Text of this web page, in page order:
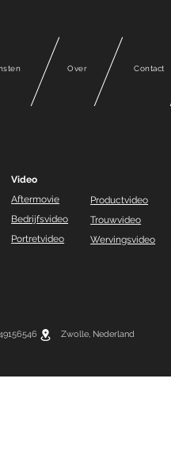
Over Contact
Video
Aftermovie
Bedrijfsvideo
Portretvideo
Productvideo
Trouwvideo
Wervingsvideo
Zwolle, Nederland